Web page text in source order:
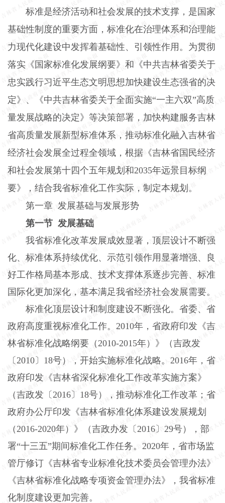
标准是经济活动和社会发展的技术支撑，是国家
基础性制度的重要方面，标准化在治理体系和治理能
力现代化建设中发挥着基础性、引领性作用。为贯彻
落实《国家标准化发展纲要》和《中共吉林省委关于
忠实践行习近平生态文明思想加快建设生态强省的决
定》、《中共吉林省委关于全面实施“一主六双”高质
量发展战略的决定》等决策部署，加快构建服务吉林
省高质量发展新型标准体系，推动标准化融入吉林省
经济社会发展全过程全领域，根据《吉林省国民经济
和社会发展第十四个五年规划和2035年远景目标纲
要》，结合我省标准化工作实际，制定本规划。
第一章 发展基础与发展形势
第一节 发展基础
我省标准化改革发展成效显著，顶层设计不断强
化、标准体系持续优化、示范引领作用显著增强、良
好工作格局基本形成、技术支撑体系逐步完善、标准
国际化更加深化，基本满足我省经济社会发展需要。
标准化顶层设计和制度建设不断强化。省委、省
政府高度重视标准化工作。2010年，省政府印发《吉
林省标准化战略纲要（2010-2015年）》（吉政发
〔2010〕18号），开始实施标准化战略。2016年，省
政府印发《吉林省深化标准化工作改革实施方案》
（吉政发〔2016〕18号），推动标准化工作改革；省
政府办公厅印发《吉林省标准化体系建设发展规划
（2016-2020年）》（吉政办发〔2016〕29号），部
署“十三五”期间标准化工作任务。2020年，省市场监
管厅修订《吉林省专业标准化技术委员会管理办法》
《吉林省标准化战略专项资金管理办法》，我省标准
化制度建设更加完善。